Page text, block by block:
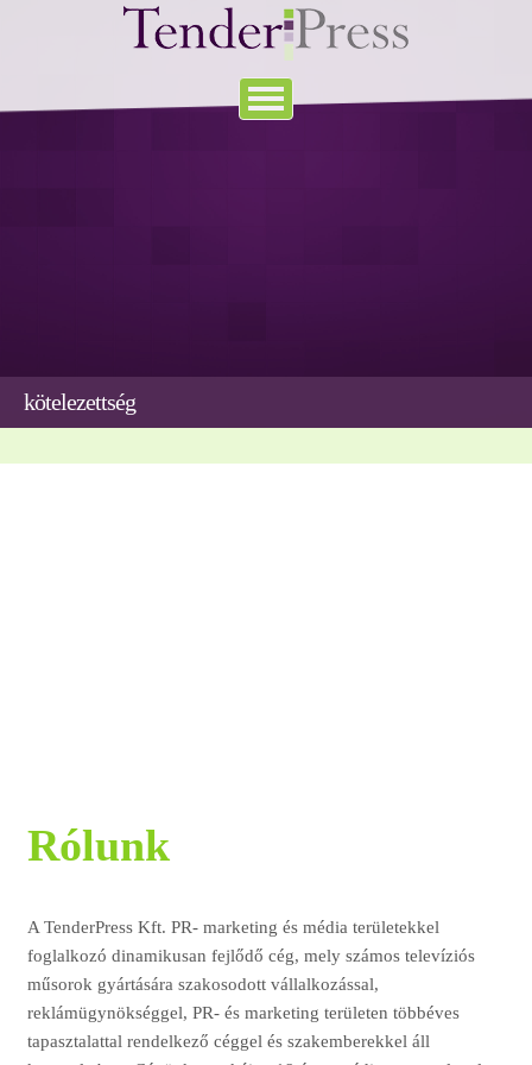
kötelezettség
Rólunk
A TenderPress Kft. PR- marketing és média területekkel
foglalkozó dinamikusan fejlődő cég, mely számos televíziós
műsorok gyártására szakosodott vállalkozással,
reklámügynökséggel, PR- és marketing területen többéves
tapasztalattal rendelkező céggel és szakemberekkel áll